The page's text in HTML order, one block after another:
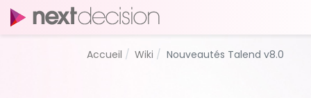
Accueil Wiki Nouveautés Talend v8.0